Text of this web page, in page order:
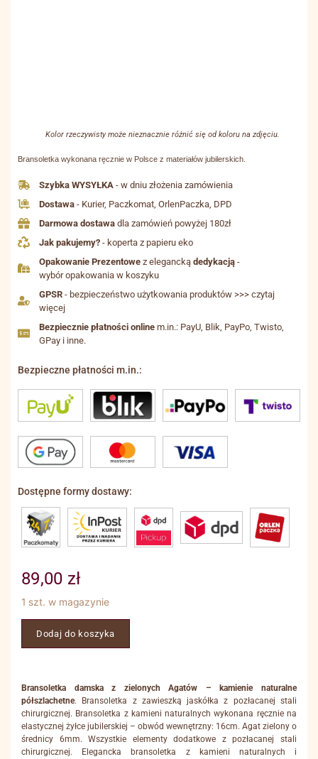
Kolor rzeczywisty może nieznacznie różnić się od koloru na zdjęciu.
Bransoletka wykonana ręcznie w Polsce z materiałów jubilerskich.
Szybka WYSYŁKA - w dniu złożenia zamówienia
Dostawa - Kurier, Paczkomat, OrlenPaczka, DPD
Darmowa dostawa dla zamówień powyżej 180zł
Jak pakujemy? - koperta z papieru eko
Opakowanie Prezentowe z eleganckądedykacją -
wybór opakowania w koszyku
GPSR - bezpieczeństwo użytkowania produktów >>> czytaj
więcej
Bezpiecznie płatności online m.in.: PayU, Blik, PayPo, Twisto,
GPay i inne.
Bezpieczne płatności m.in.:
Dostępne formy dostawy:
89,00 zł
1 szt. w magazynie
Dodaj do koszyka
Bransoletka damska z zielonych Agatów – kamienie naturalne
półszlachetne. Bransoletka z zawieszką jaskółka z pozłacanej stali
chirurgicznej. Bransoletka z kamieni naturalnych wykonana ręcznie na
elastycznej żyłce jubilerskiej – obwód wewnętrzny: 16cm. Agat zielony o
średnicy 6mm. Wszystkie elementy dodatkowe z pozłacanej stali
chirurgicznej. Elegancka bransoletka z kamieni naturalnych i